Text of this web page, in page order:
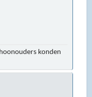
konden